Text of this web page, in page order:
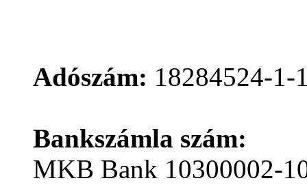
Adószám: 18284524-1-
Bankszámla szám:
MKB Bank 10300002-